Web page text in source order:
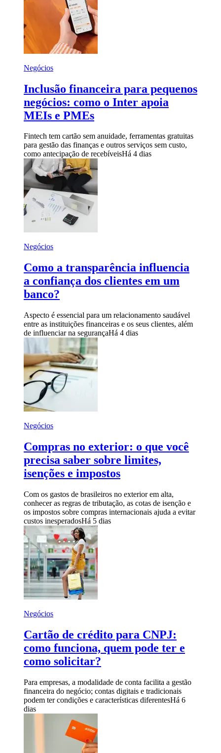
Negócios
Inclusão financeira para pequenos
negócios: como o Inter apoia
MEIs e PMEs
Fintech tem cartão sem anuidade, ferramentas gratuitas
para gestão das finanças e outros serviços sem custo,
como antecipação de recebíveisHá 4 dias
Negócios
Como a transparência influencia
a confiança dos clientes em um
banco?
Aspecto é essencial para um relacionamento saudável
entre as instituições financeiras e os seus clientes, além
de influenciar na segurançaHá 4 dias
Negócios
Compras no exterior: o que você
precisa saber sobre limites,
isenções e impostos
Com os gastos de brasileiros no exterior em alta,
conhecer as regras de tributação, as cotas de isenção e
os impostos sobre compras internacionais ajuda a evitar
custos inesperadosHá 5 dias
Negócios
Cartão de crédito para CNPJ:
como funciona, quem pode ter e
como solicitar?
Para empresas, a modalidade de conta facilita a gestão
financeira do negócio; contas digitais e tradicionais
podem ter condições e características diferentesHá 6
dias